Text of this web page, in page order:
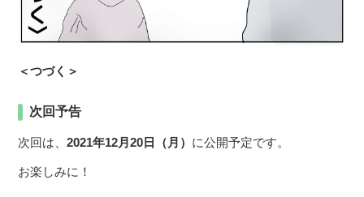
＜つづく＞
次回予告
次回は、2021年12月20日（月） に公開予定です。
お楽しみに！